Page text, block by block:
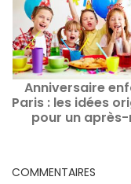
Anniversaire
Paris : les idées
pour un
COMMENTAIRES